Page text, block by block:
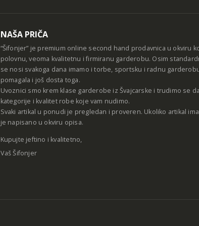
NAŠA PRIČA
“Šifonjer” je premium online second hand prodavnica u okviru
polovnu, veoma kvalitetnu i firmiranu garderobu. Osim
se nosi svakoga dana imamo i torbe, sportsku i radnu
pomagala i još dosta toga.
Uvoznici smo krem klase garderobe iz Švajcarske i trudimo se
kategorije i kvalitet robe koje vam nudimo.
Svaki artikal u ponudi je pregledan i proveren. Ukoliko artikal
je napisano u okviru opisa.
Kupujte jeftino i kvalitetno,
Vaš Šifonjer